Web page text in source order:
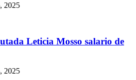
2025
Leticia Mosso salario de
2025